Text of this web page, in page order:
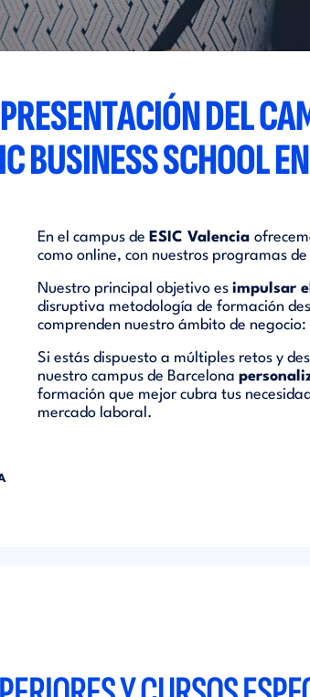
PRESENTACIÓN DEL
BUSINESS SCHOOL
En el campus de ESIC Valencia
como online, con nuestros programas
Nuestro principal objetivo esimpulsar
disruptiva metodología de formación
comprenden nuestro ámbito de negocio:
Si estás dispuesto a múltiples retos y
nuestro campus de Barcelona
formación que mejor cubra tus
mercado laboral.